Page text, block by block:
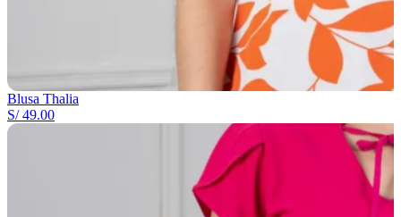
Blusa Thalia
S/49.00